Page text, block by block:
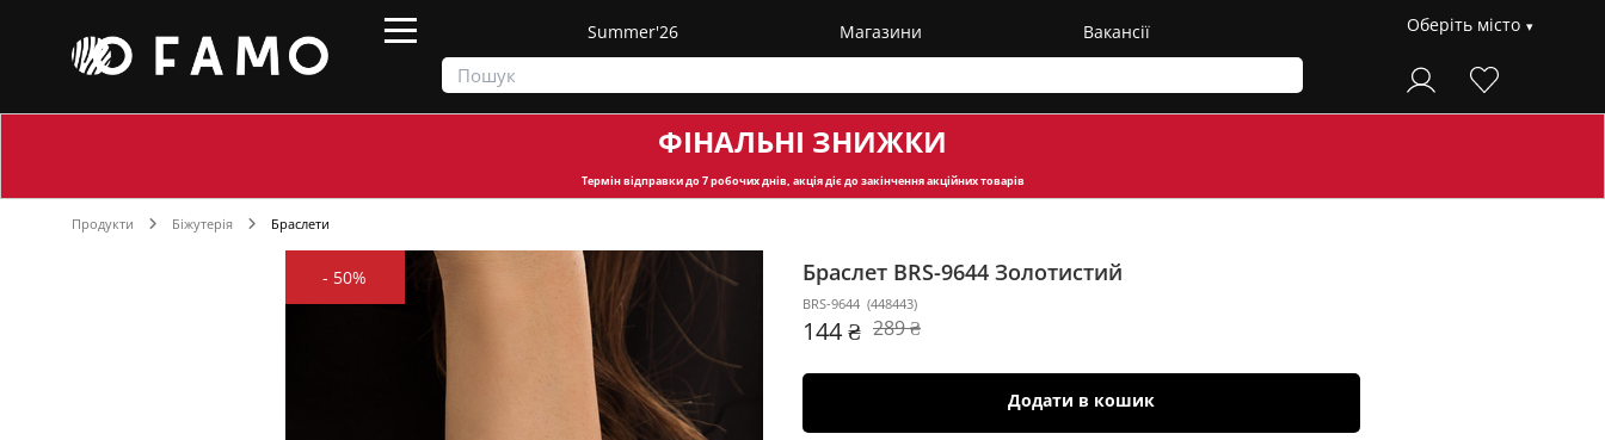
Summer'26 Магазини Вакансії Оберіть місто
ФІНАЛЬНІ ЗНИЖКИ
Термін відправкидо 7 робочих днів, акція діє до закінчення акційних товарів
Продукти Біжутерія Браслети
- 50% Браслет BRS-9644 Золотистий
BRS-9644 (448443)
144 ₴ 289 ₴
Додати в кошик